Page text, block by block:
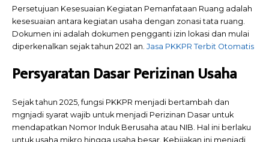
Persetujuan Kesesuaian Kegiatan Pemanfataan Ruang adalah
kesesuaian antara kegiatan usaha dengan zonasi tata ruang.
Dokumen ini adalah dokumen pengganti izin lokasi dan mulai
diperkenalkan sejak tahun 2021 an. Jasa PKKPR Terbit Otomatis
Persyaratan Dasar Perizinan Usaha
Sejak tahun 2025, fungsi PKKPR menjadi bertambah dan
mgnjadi syarat wajib untuk menjadi Perizinan Dasar untuk
mendapatkan Nomor Induk Berusaha atau NIB. Hal ini berlaku
untuk usaha mikro hingga usaha besar. Kebijakan ini menjadi